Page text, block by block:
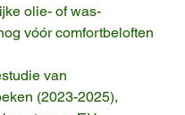
olie- of was-
vóór comfortbeloften
van
(2023-2025),